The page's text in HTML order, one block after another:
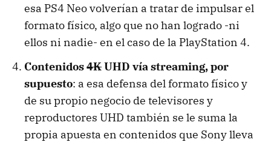
esa PS4 Neo volverían a tratar de impulsar el
formato físico, algo que no han logrado -ni
ellos ni nadie- en el caso de la PlayStation 4.
Contenidos4KUHD vía streaming, por
supuesto: a esa defensa del formato físico y
de su propio negocio de televisores y
reproductores UHD también se le suma la
propia apuesta en contenidos que Sony lleva